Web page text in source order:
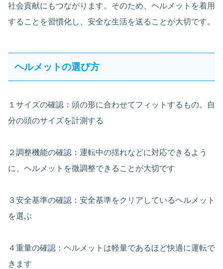
社会貢献にもつながります。そのため、ヘルメットを着用
することを習慣化し、安全な生活を送ることが大切です。
ヘルメットの選び方
１サイズの確認：頭の形に合わせてフィットするもの。自
分の頭のサイズを計測する
２調整機能の確認：運転中の揺れなどに対応できるよう
に、ヘルメットを微調整できることが大切です
３安全基準の確認：安全基準をクリアしているヘルメット
を選ぶ
４重量の確認：ヘルメットは軽量であるほど快適に運転で
きます